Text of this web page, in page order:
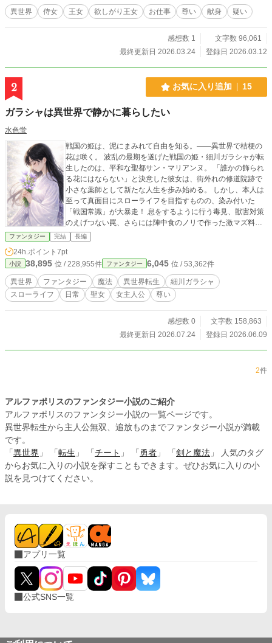
異世界 侍女 王女 欲しがり王女 お仕事 尊い 献身 疑い
感想数 1
文字数 96,061
最終更新日 2026.03.24
登録日 2026.03.12
2 お気に入り追加 15
ガラシャは異世界で静かに暮らしたい
水色蛍
戦国の姫は、泥にまみれて自由を知る。――異世界で桔梗の
花は咲く。 波乱の最期を遂げた戦国の姫・細川ガラシャが転
生したのは、平和な聖都サン・マリアンヌ。 「誰かの飾られ
る花にはならない」と決意した彼女は、街外れの修道院跡で
小さな薬師として新たな人生を歩み始める。 しかし、本人は
至って真面目にスローライフを目指すものの、染み付いた
「戦国常識」が大暴走！ 息をするように行う毒見、獣害対策
のえげつない罠、さらには陣中食のノリで作った激マズ料
理。 そこに彼女の真摯な「祈り（恩寵）」が加わることで、
規格外の超回復ポーションが誕生してしまう。 異世界の女神
すら寛容に受け入れる深い信仰心とズレた常識で、周囲を巻
き込むドタバタで愛おしい日常。 泥にまみれ、人や魔物と笑
い合う自由な日々が、戦の記憶に縛られていた姫の心をゆっ
くりと溶かしていく。 これは、過酷な運命を生きた姫君が異
世界の光に照らされ、自分らしく咲き誇るまでの温かな再起
説家になろう」様でも投稿をさせて頂いております。
ファンタジー 完結 長編
24h.ポイント 7pt
小説 38,895 位 / 228,955件 ファンタジー 6,045 位 / 53,362件
異世界 ファンタジー 魔法 異世界転生
細川ガラシャ
スローライフ
日常 聖女 女主人公 尊い
感想数 0
文字数 158,863
最終更新日 2026.07.24
登録日 2026.06.09
2件
アルファポリスのファンタジー小説のご紹介
アルファポリスのファンタジー小説の一覧ページです。
異世界転生から主人公無双、追放ものまでファンタジー小説が満載
です。
「 異世界 」 「 転生 」 「 チート 」 「 勇者 」 「 剣と魔法 」 人気のタグ
からお気に入りの小説を探すこともできます。ぜひお気に入りの小
説を見つけてください。
アプリ一覧
公式SNS一覧